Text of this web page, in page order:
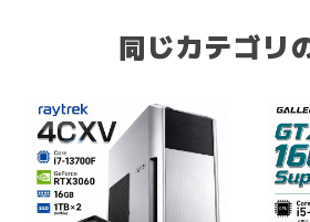
クトップ 生成Ai VR エイペック
ス フォートナイト ホワイト B0D
同じカテゴリ